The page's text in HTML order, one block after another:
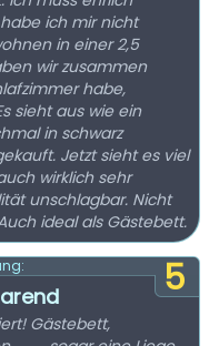
ich mir nicht
in einer 2,5
wir zusammen
habe,
sieht aus wie ein
in schwarz
Jetzt sieht es viel
wirklich sehr
unschlagbar. Nicht
ideal als Gästebett.
5
Gästebett,